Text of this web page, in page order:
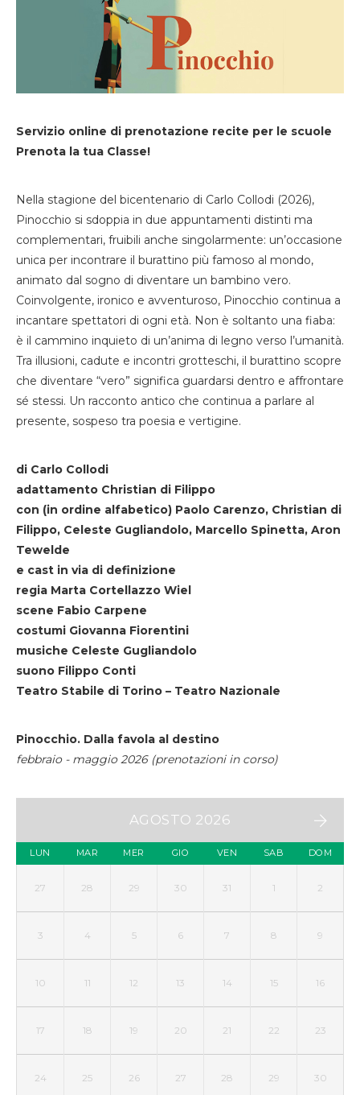
Servizio online di prenotazione recite per le scuole
Prenota la tua Classe!
Nella stagione del bicentenario di Carlo Collodi (2026),
Pinocchio si sdoppia in due appuntamenti distinti ma
complementari, fruibili anche singolarmente: un’occasione
unica per incontrare il burattino più famoso al mondo,
animato dal sogno di diventare un bambino vero.
Coinvolgente, ironico e avventuroso, Pinocchio continua a
incantare spettatori di ogni età. Non è soltanto una fiaba:
è il cammino inquieto di un’anima di legno verso l’umanità.
Tra illusioni, cadute e incontri grotteschi, il burattino scopre
che diventare “vero” significa guardarsi dentro e affrontare
sé stessi. Un racconto antico che continua a parlare al
presente, sospeso tra poesia e vertigine.
di Carlo Collodi
adattamento Christian di Filippo
con (in ordine alfabetico) Paolo Carenzo, Christian di
Filippo, Celeste Gugliandolo, Marcello Spinetta, Aron
Tewelde
e cast in via di definizione
regia Marta Cortellazzo Wiel
scene Fabio Carpene
costumi Giovanna Fiorentini
musiche Celeste Gugliandolo
suono Filippo Conti
Teatro Stabile di Torino – Teatro Nazionale
Pinocchio. Dalla favola al destino
febbraio - maggio 2026 (prenotazioni in corso)
AGOSTO 2026
LUN MAR MER GIO VEN SAB DOM
27 28 29 30 31 1 2
3 4 5 6 7 8 9
10 11 12 13 14 15 16
17 18 19 20 21 22 23
24 25 26 27 28 29 30